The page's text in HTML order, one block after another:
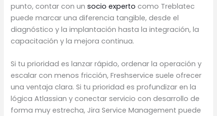
punto, contar con unsocio experto como Treblatec
puede marcar una diferencia tangible, desde el
diagnóstico y la implantación hasta la integración, la
capacitación y la mejora continua.
Si tu prioridad es lanzar rápido, ordenar la operación y
escalar con menos fricción, Freshservice suele ofrecer
una ventaja clara. Si tu prioridad es profundizar en la
lógica Atlassian y conectar servicio con desarrollo de
forma muy estrecha, Jira Service Management puede